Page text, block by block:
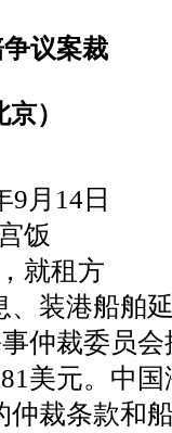
议案裁
）
月14日
饭
就租方
装港船舶
仲裁委员
美元。中
裁条款和